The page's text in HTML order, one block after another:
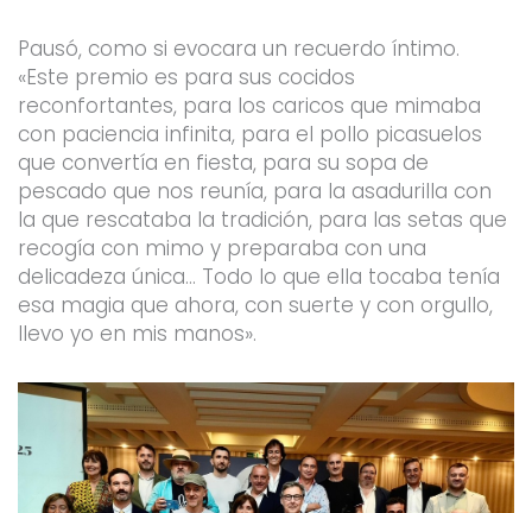
Pausó, como si evocara un recuerdo íntimo.
«Este premio es para sus cocidos
reconfortantes, para los caricos que mimaba
con paciencia infinita, para el pollo picasuelos
que convertía en fiesta, para su sopa de
pescado que nos reunía, para la asadurilla con
la que rescataba la tradición, para las setas que
recogía con mimo y preparaba con una
delicadeza única… Todo lo que ella tocaba tenía
esa magia que ahora, con suerte y con orgullo,
llevo yo en mis manos».